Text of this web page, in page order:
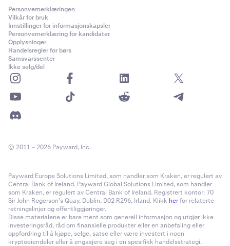
Personvernerklæringen
Vilkår for bruk
Innstillinger for informasjonskapsler
Personvernerklæring for kandidater
Opplysninger
Handelsregler for børs
Samsvarssenter
Ikke selg/del
© 2011 – 2026 Payward, Inc.
Payward Europe Solutions Limited, som handler som Kraken, er regulert av
Central Bank of Ireland. Payward Global Solutions Limited, som handler
som Kraken, er regulert av Central Bank of Ireland. Registrert kontor: 70
Sir John Rogerson’s Quay, Dublin, D02 R296, Irland. Klikk herfor relaterte
retningslinjer og offentliggjøringer.
Disse materialene er bare ment som generell informasjon og utgjør ikke
investeringsråd, råd om finansielle produkter eller en anbefaling eller
oppfordring til å kjøpe, selge, satse eller være investert i noen
kryptoeiendeler eller å engasjere seg i en spesifikk handelsstrategi.